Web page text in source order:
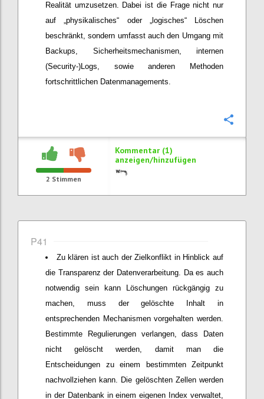
Realität umzusetzen. Dabei ist die Frage nicht nur
auf „physikalisches“ oder „logisches“ Löschen
beschränkt, sondern umfasst auch den Umgang mit
Backups, Sicherheitsmechanismen, internen
(Security-)Logs, sowie anderen Methoden
fortschrittlichen Datenmanagements.
2 Stimmen
Kommentar (1)
anzeigen/hinzufügen
P41
Zu klären ist auch der Zielkonflikt in Hinblick auf
die Transparenz der Datenverarbeitung. Da es auch
notwendig sein kann Löschungen rückgängig zu
machen, muss der gelöschte Inhalt in
entsprechenden Mechanismen vorgehalten werden.
Bestimmte Regulierungen verlangen, dass Daten
nicht gelöscht werden, damit man die
Entscheidungen zu einem bestimmten Zeitpunkt
nachvollziehen kann. Die gelöschten Zellen werden
in der Datenbank in einem eigenen Index verwaltet,